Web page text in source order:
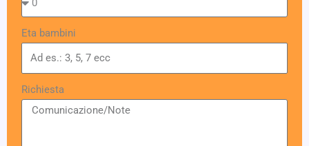
Eta bambini
Richiesta